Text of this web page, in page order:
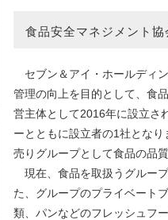
食品安全マネジメント協
セブン＆アイ・ホールディ
管理の向上を目的として、食
営主体として2016年に設立さ
ーとともに設立者の1社とな
売りグループとして食品の品
現在、食品を取扱うグルー
た、グループのプライベート
類、パンなどのフレッシュフ